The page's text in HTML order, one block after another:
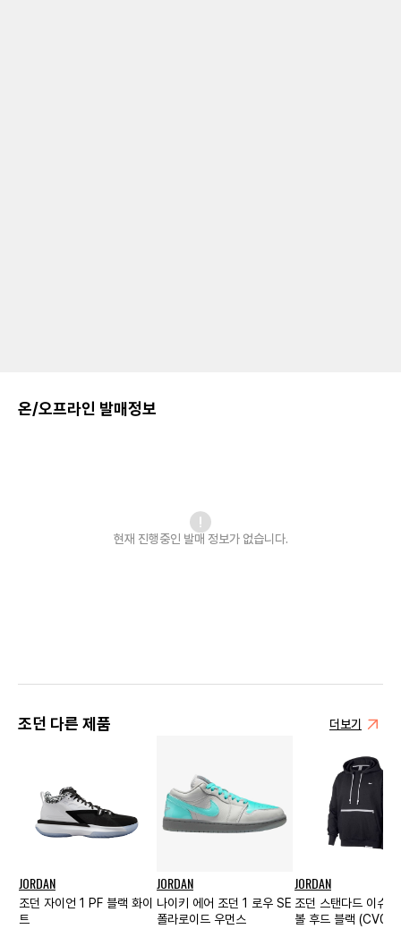
온/오프라인 발매정보
현재 진행중인 발매 정보가 없습니다.
조던 다른 제품 더보기
JORDAN
조던 자이언 1 PF 블랙 화이
트
JORDAN
나이키 에어 조던 1 로우 SE
폴라로이드 우먼스
JORDAN
조던 스탠다드 이슈
볼 후드 블랙